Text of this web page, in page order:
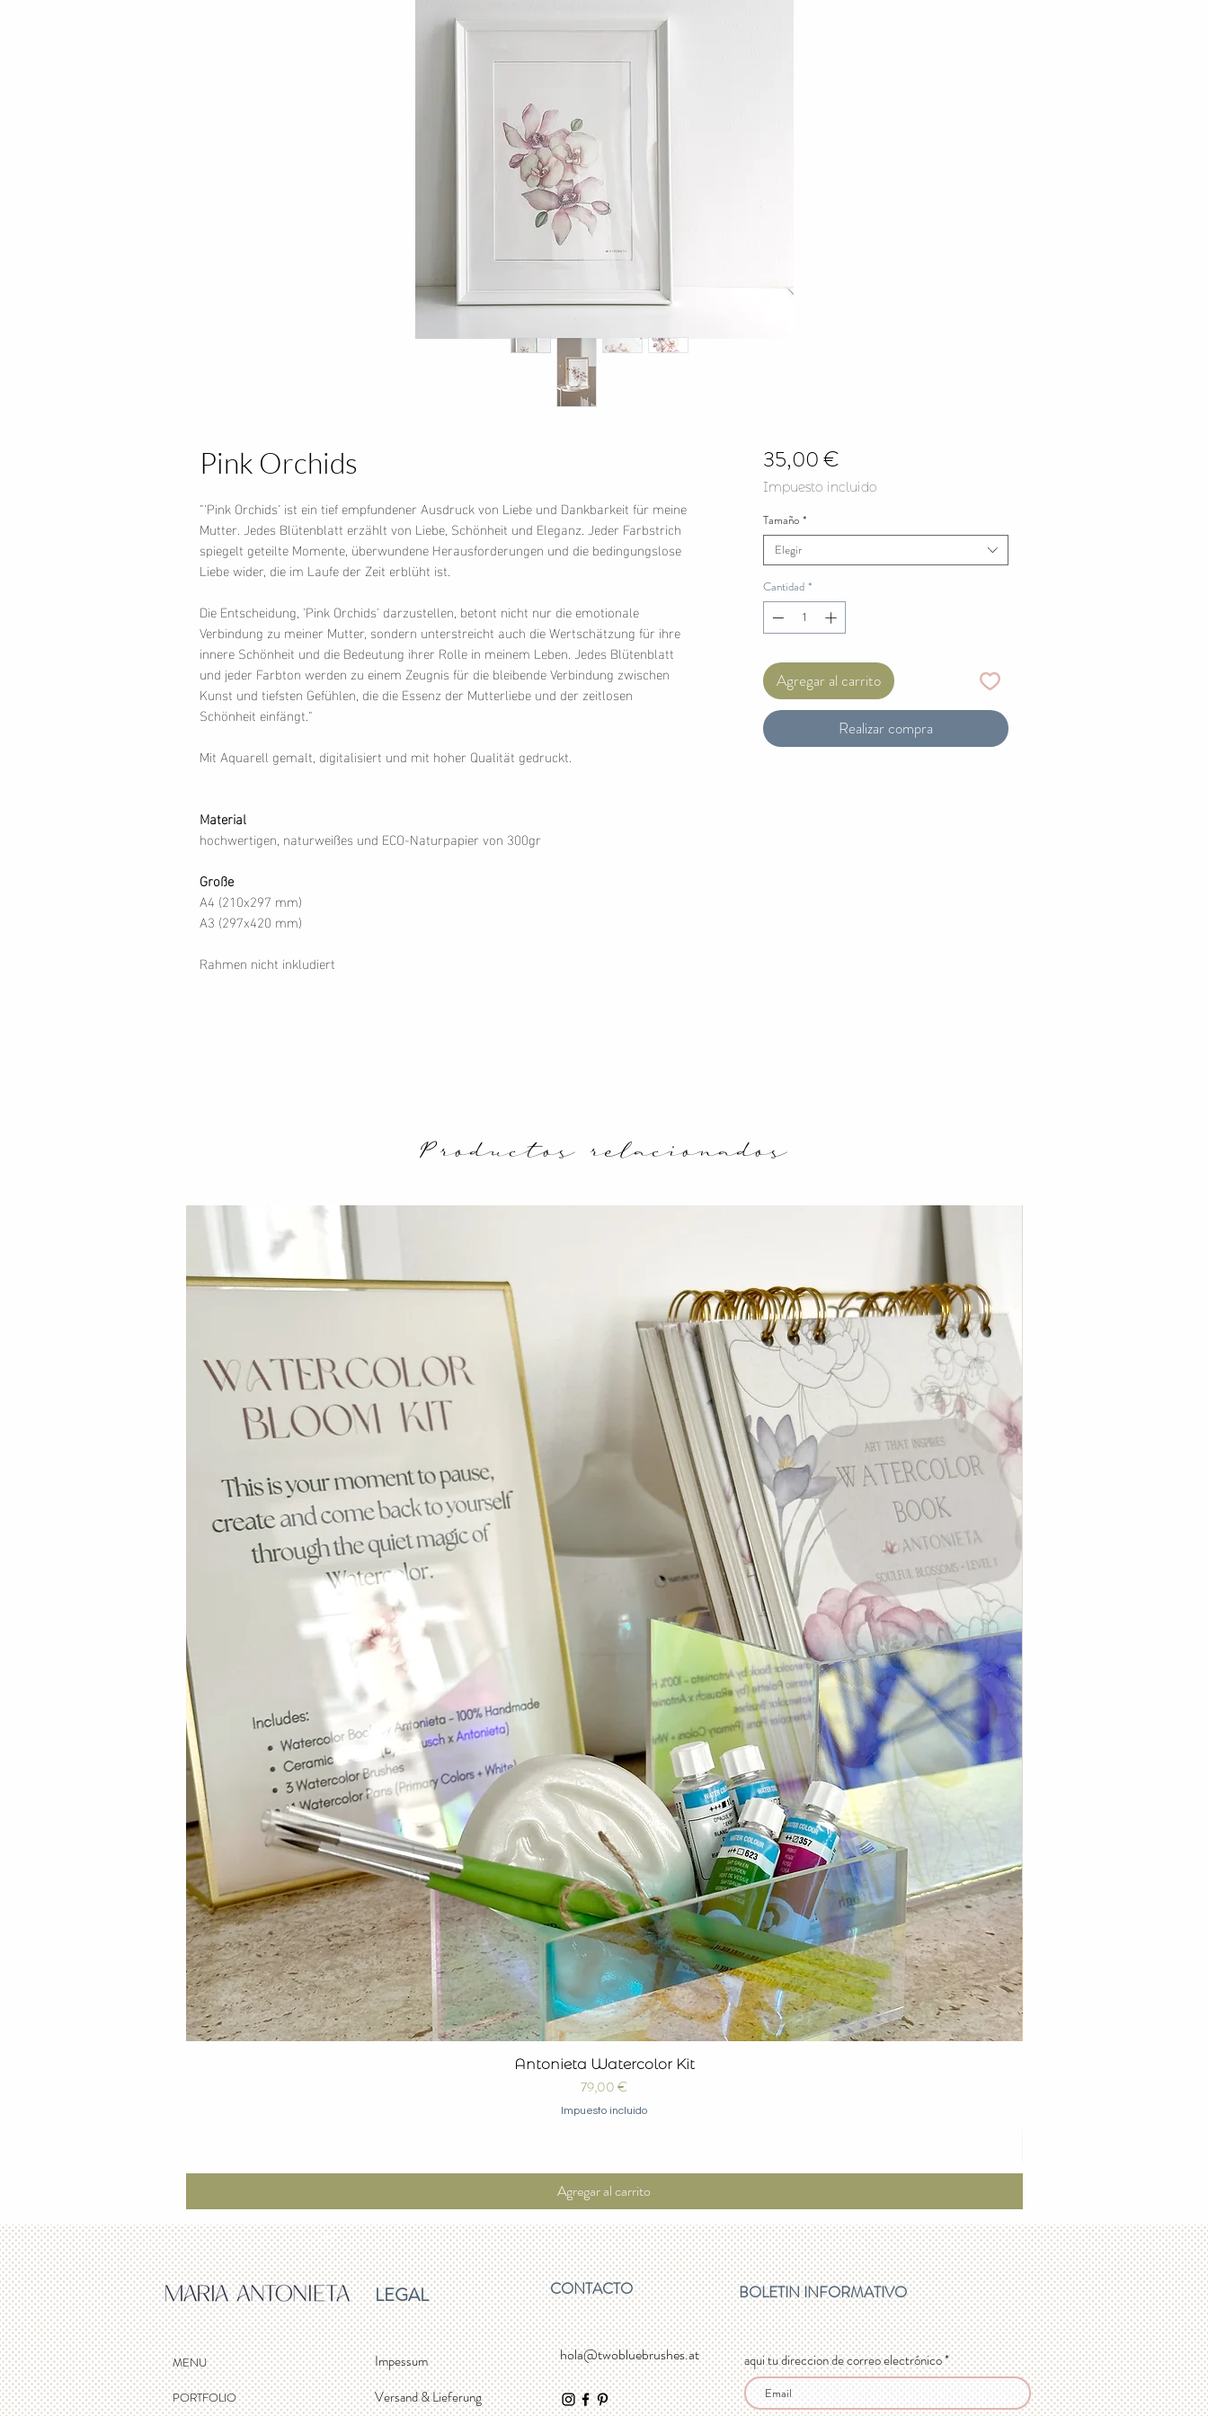
Pink Orchids
"'Pink Orchids' ist ein tief empfundener Ausdruck von Liebe und Dankbarkeit für meine
Mutter. Jedes Blütenblatt erzählt von Liebe, Schönheit und Eleganz. Jeder Farbstrich
spiegelt geteilte Momente, überwundene Herausforderungen und die bedingungslose
Liebe wider, die im Laufe der Zeit erblüht ist.
Die Entscheidung, 'Pink Orchids' darzustellen, betont nicht nur die emotionale
Verbindung zu meiner Mutter, sondern unterstreicht auch die Wertschätzung für ihre
innere Schönheit und die Bedeutung ihrer Rolle in meinem Leben. Jedes Blütenblatt
und jeder Farbton werden zu einem Zeugnis für die bleibende Verbindung zwischen
Kunst und tiefsten Gefühlen, die die Essenz der Mutterliebe und der zeitlosen
Schönheit einfängt."
Mit Aquarell gemalt, digitalisiert und mit hoher Qualität gedruckt.
Material
hochwertigen, naturweißes und ECO-Naturpapier von 300gr
Große
A4 (210x297 mm)
A3 (297x420 mm)
Rahmen nicht inkludiert
35,00 €Precio
Impuesto incluido
Tamaño *
Elegir
Cantidad *
Agregar al carrito
Realizar compra
Productos relacionados
Vista rápida
Antonieta Watercolor Kit
Precio
79,00 €
Impuesto incluido
Agregar al carrito
MENU
PORTFOLIO
LEGAL CONTACTO
Impessum
Versand & Lieferung
hola@twobluebrushes.at
BOLETIN INFORMATIVO
aqui tu direccion de correo electrónico